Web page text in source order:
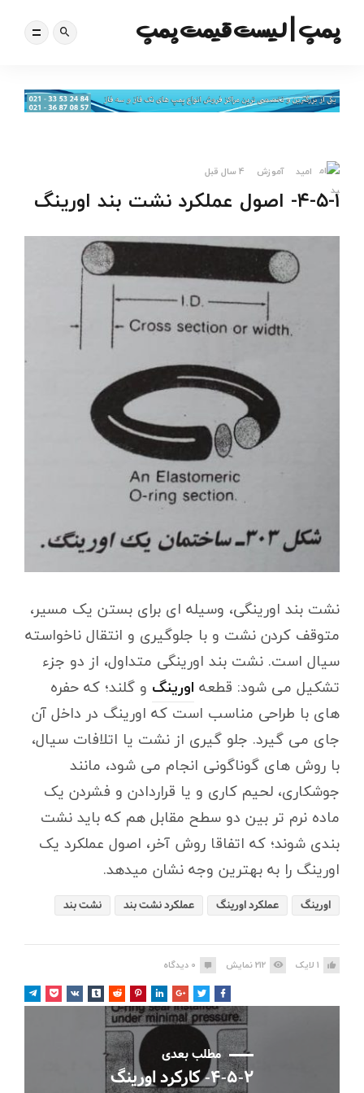
پمپ | لیست قیمت پمپ
امید آموزش 4 سال قبل
۴-۵-۱- اصول عملکرد نشت بند اورینگ
نشت بند اورینگی، وسیله ای برای بستن یک مسیر،
متوقف کردن نشت و با جلوگیری و انتقال ناخواسته
سیال است. نشت بند اورینگی متداول، از دو جزء
تشکیل می شود: قطعه اورینگ و گلند؛ که حفره
های با طراحی مناسب است که اورینگ در داخل آن
جای می گیرد. جلو گیری از نشت یا اتلافات سیال،
با روش های گوناگونی انجام می شود، مانند
جوشکاری، لحیم کاری و یا قراردادن و فشردن یک
ماده نرم تر بین دو سطح مقابل هم که باید نشت
بندی شوند؛ که اتفاقا روش آخر، اصول عملکرد یک
اورینگ را به بهترین وجه نشان میدهد.
اورینگ عملکرد اورینگ عملکرد نشت بند نشت بند
1 لایک 212نمایش 0 دیدگاه
مطلب بعدی
۴-۵-۲- کارکرد اورینگ